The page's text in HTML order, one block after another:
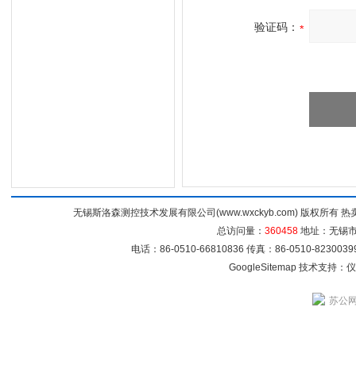
验证码：
无锡斯洛森测控技术发展有限公司(www.wxckyb.com) 版权所有
总访问量： 360458 地址：无锡
电话：86-0510-66810836 传真：86-0510-
GoogleSitemap技术支持：
苏公